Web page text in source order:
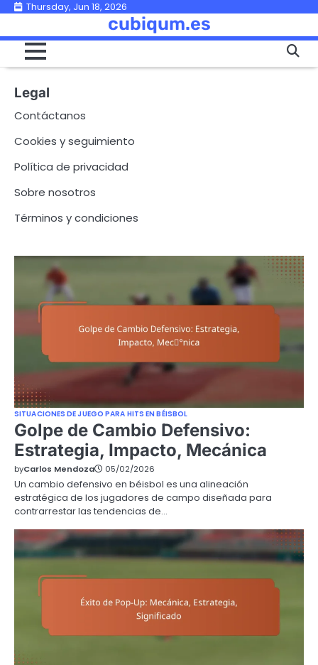
Skip
content
Thursday, Jun 18, 2026
cubiqum.es
Legal
Contáctanos
Cookies y seguimiento
Política de privacidad
Sobre nosotros
Términos y condiciones
SITUACIONES DE JUEGO PARA HITS EN BÉISBOL
Golpe de Cambio Defensivo:
Estrategia, Impacto, Mecánica
byCarlos Mendoza 05/02/2026
Un cambio defensivo en béisbol es una alineación
estratégica de los jugadores de campo diseñada para
contrarrestar las tendencias de…